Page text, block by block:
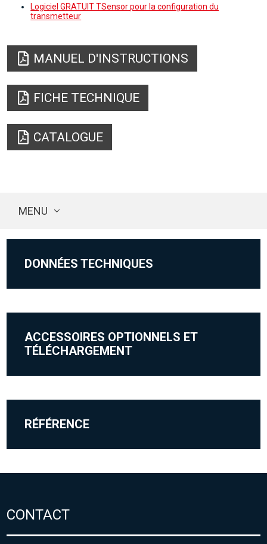
Logiciel GRATUIT TSensor pour la configuration du
transmetteur
MANUEL D'INSTRUCTIONS
FICHE TECHNIQUE
CATALOGUE
MENU
DONNÉES TECHNIQUES
ACCESSOIRES OPTIONNELS ET
TÉLÉCHARGEMENT
RÉFÉRENCE
CONTACT